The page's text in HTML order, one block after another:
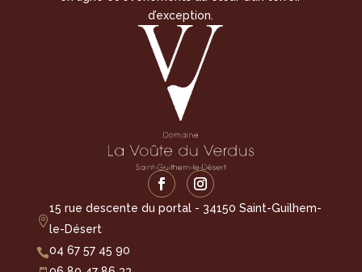
d’exception.

15 rue descente du portal - 34150 Saint-Guilhem-
le-Désert
04 67 57 45 90